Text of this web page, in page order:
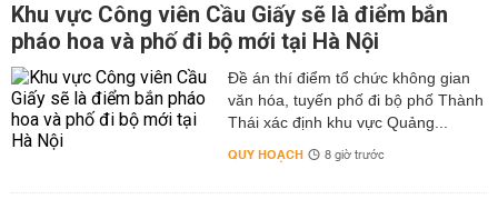
Khu vực Công viên Cầu Giấy sẽ là điểm bắn
pháo hoa và phố đi bộ mới tại Hà Nội
Đề án thí điểm tổ chức không gian
văn hóa, tuyến phố đi bộ phố Thành
Thái xác định khu vực Quảng...
QUY HOẠCH 8 giờ trước